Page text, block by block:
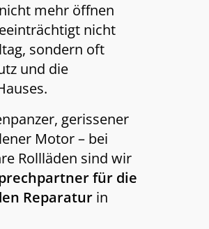
mehr öffnen
nicht
sondern oft
und die
gerissener
Motor – bei
Rollläden sind wir
für die
Reparatur in